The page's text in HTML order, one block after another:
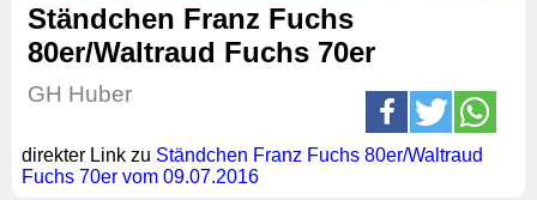
Ständchen Franz Fuchs
80er/Waltraud Fuchs 70er
GH Huber
direkter Link zu Ständchen Franz Fuchs 80er/Waltraud
Fuchs 70er vom 09.07.2016